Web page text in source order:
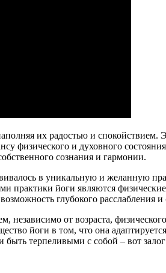
их радостью и
физического и духовного
сознания и гармонии.
в уникальную и желанную
практики йоги являются
глубокого расслабления
независимо от возраста,
йоги в том, что она
терпеливыми с собой – вот